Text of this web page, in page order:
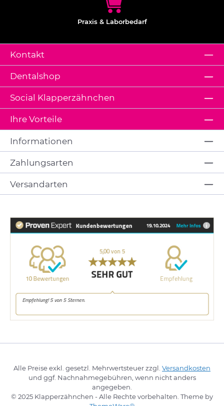
Praxis & Laborbedarf
Kontakt
Dentalshop
Ihre Vorteile
Social Klapperzähnchen
Informationen
Zahlungsarten
Versandarten
Alle Preise exkl. gesetzl. Mehrwertsteuer zzgl. Versandkosten
und ggf. Nachnahmegebühren, wenn nicht anders
angegeben.
© 2025 Klapperzähnchen - Alle Rechte vorbehalten. Theme by